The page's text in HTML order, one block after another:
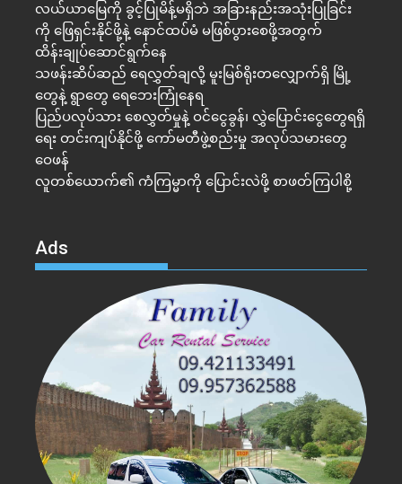
လယ်ယာမြေကို ခွင့်ပြုမိန့်မရှိဘဲ အခြားနည်းအသုံးပြုခြင်း
ကို ဖြေရှင်းနိုင်ဖို့နဲ့ နောင်ထပ်မံ မဖြစ်ပွားစေဖို့အတွက်
ထိန်းချုပ်ဆောင်ရွက်နေ
သဖန်းဆိပ်ဆည် ရေလွှတ်ချလို့ မူးမြစ်ရိုးတလျှောက်ရှိ မြို့
တွေနဲ့ ရွာတွေ ရေဘေးကြုံနေရ
ပြည်ပလုပ်သား စေလွှတ်မှုနဲ့ ဝင်ငွေခွန်၊ လွှဲပြောင်းငွေတွေရရှိ
ရေး တင်းကျပ်နိုင်ဖို့ ကော်မတီဖွဲ့စည်းမှု အလုပ်သမားတွေ
ဝေဖန်
လူတစ်ယောက်၏ ကံကြမ္မာကို ပြောင်းလဲဖို့ စာဖတ်ကြပါစို့
Ads